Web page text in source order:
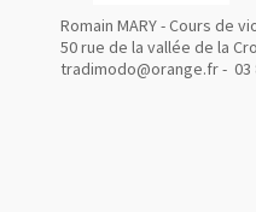
Romain MARY - Cours de
50 rue de la vallée de la
tradimodo@orange.fr - 03